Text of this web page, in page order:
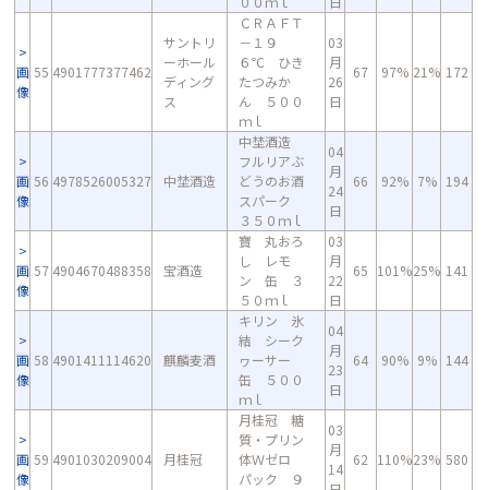
画
像
55 4901777377462
サントリ
ーホール
ディング
ス
ＣＲＡＦＴ
－１９
６℃ ひき
たつみか
ん ５００
ｍｌ
03
月
26
日
67 97% 21% 172
画
像
56 4978526005327 中埜酒造
中埜酒造
フルリアぶ
どうのお酒
スパーク
３５０ｍｌ
04
月
24
日
66 92% 7% 194
画
像
57 4904670488358 宝酒造
寶 丸おろ
し レモ
ン 缶 ３
５０ｍｌ
03
月
22
日
65 101%25% 141
画
像
58 4901411114620 麒麟麦酒
キリン 氷
結 シーク
ヮーサー
缶 ５００
ｍｌ
04
月
23
日
64 90% 9% 144
画
像
59 4901030209004 月桂冠
月桂冠 糖
質・プリン
体Ｗゼロ
パック ９
03
月
14
62 110%23% 580